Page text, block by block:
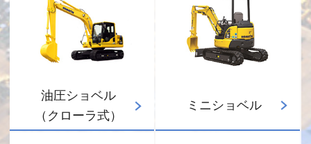
油圧ショベル
（クローラ式）
ミニショベル